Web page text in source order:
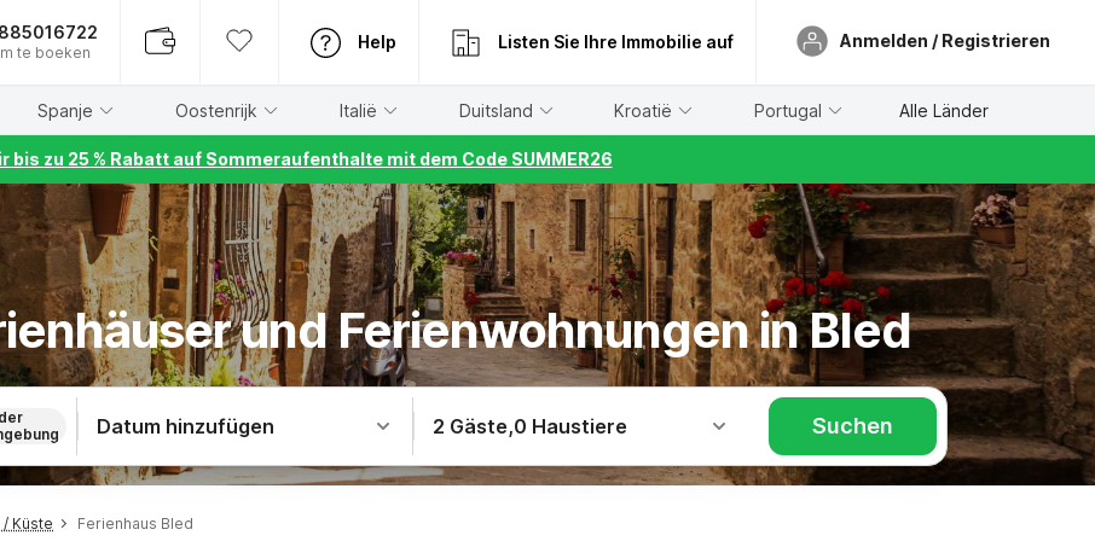
te boeken
Help Listen Sie Ihre Immobilie auf Anmelden / Registrieren
Spanje Oostenrijk Italië Duitsland Kroatië Portugal Alle Länder
bis zu 25 % Rabatt auf Sommeraufenthalte mit dem Code SUMMER26
und Ferienwohnungen in Bled
Datum hinzufügen 2 Gäste,0 Haustiere Suchen
Küste Ferienhaus Bled